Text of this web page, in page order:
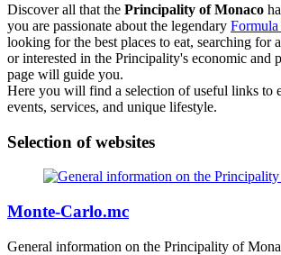
Discover all that the Principality of Monaco
you are passionate about the legendary
looking for the best places to eat, searching for
or interested in the Principality's economic and
page will guide you.
Here you will find a selection of useful links to
events, services, and unique lifestyle.
Selection of websites
Monte-Carlo.mc
General information on the Principality of